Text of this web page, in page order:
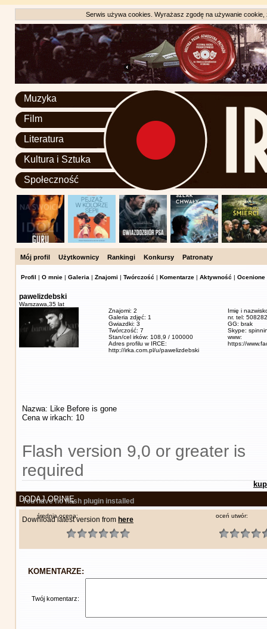
Serwis używa cookies. Wyrażasz zgodę na używanie
Muzyka
Film
Literatura
Kultura i Sztuka
Społeczność
Mój profil Użytkownicy Rankingi Konkursy Patronaty
Profil | O mnie | Galeria | Znajomi | Twórczość | Komentarze | Aktywność | Ocenione
pawelizdebski
Warszawa, 35 lat
Znajomi: 2
Galeria zdjęć: 1
Gwiazdki: 3
Twórczość: 7
Stan/cel irków: 108,9 / 100000
Adres profilu w IRCE:
http://irka.com.pl/u/pawelizdebski
Imię i
nr. tel:
GG: brak
Skype:
www:
https://
Nazwa: Like Before is gone
Cena w irkach: 10
Flash version 9,0 or greater is
required
You have no flash plugin installed
Download latest version from here
DODAJ OPINIĘ
średnia ocena: oceń utwór:
KOMENTARZE:
Twój komentarz: